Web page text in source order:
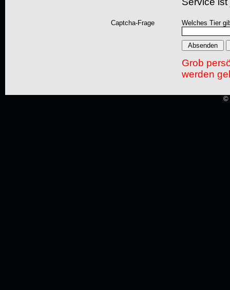
Captcha-Frage Welches Tier
Grob
werden
©